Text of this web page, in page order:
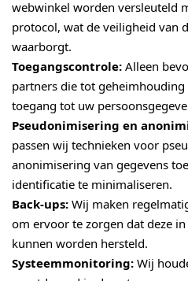
webwinkel worden versleuteld
protocol, wat de veiligheid van
waarborgt.
Toegangscontrole: Alleen
partners die tot
toegang tot uw
Pseudonimisering en
passen wij technieken voor
anonimisering van gegevens
identificatie te minimaliseren.
Back-ups: Wij maken
om ervoor te zorgen dat deze
kunnen worden hersteld.
Systeemmonitoring: Wij